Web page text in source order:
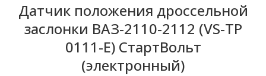
Датчик положения дроссельной
заслонки ВАЗ-2110-2112 (VS-TP
0111-E) СтартВольт
(электронный)